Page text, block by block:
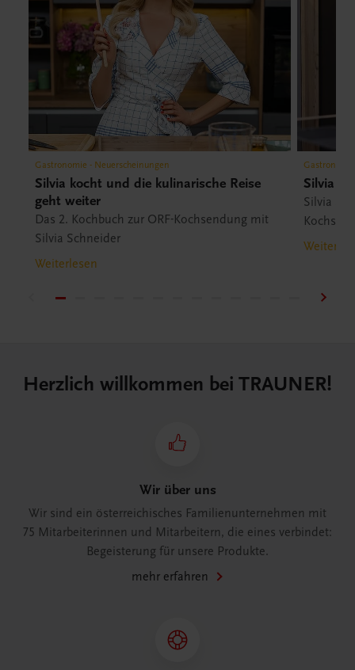
Gastronomie - Neuerscheinungen
Silvia kocht und die kulinarische Reise
geht weiter
Das 2. Kochbuch zur ORF-Kochsendung mit
Silvia Schneider
Weiterlesen
Silvia
Silvia
Herzlich willkommen bei TRAUNER!
Wir über uns
Wir sind ein österreichisches Familienunternehmen mit
75 Mitarbeiterinnen und Mitarbeitern, die eines verbindet:
Begeisterung für unsere Produkte.
mehr erfahren